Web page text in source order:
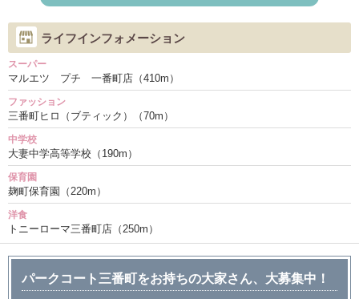
ライフインフォメーション
スーパー
マルエツ プチ 一番町店（410m）
ファッション
三番町ヒロ（ブティック）（70m）
中学校
大妻中学高等学校（190m）
保育園
麹町保育園（220m）
洋食
トニーローマ三番町店（250m）
パークコート三番町をお持ちの大家さん、大募集中！